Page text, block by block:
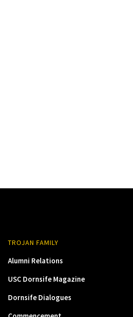
TROJAN FAMILY
Alumni Relations
USC Dornsife Magazine
Dornsife Dialogues